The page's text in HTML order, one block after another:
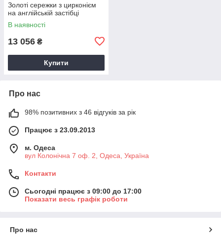
Золоті сережки з цирконієм
на англійській застібці
В наявності
13 056 ₴
Купити
Про нас
98% позитивних з 46 відгуків за рік
Працює з 23.09.2013
м. Одеса
вул Колонічна 7 оф. 2, Одеса, Україна
Контакти
Сьогодні працює з 09:00 до 17:00
Показати весь графік роботи
Про нас